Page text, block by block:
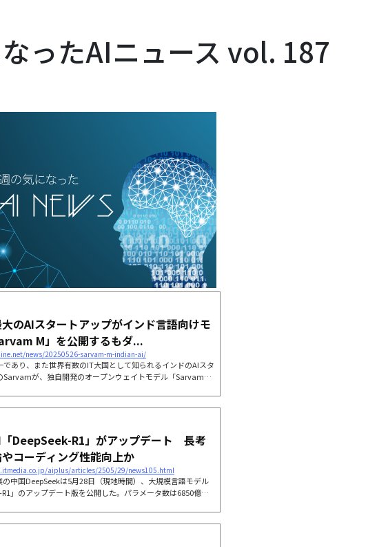
ったAIニュース vol. 187
のAIスタートアップがインド言語向けモ
M」を公開するもダ...
news/20250526-sarvam-m-indian-ai/
であり、また世界有数のIT大国として知られるインドのAIスタ
Sarvamが、独自開発のオープンウェイトモデル「Sarvam
なかったことから、インド産AIの取り組みである「IndiaAI」
が巻き起こりました。
「DeepSeek-R1」がアップデート 長考
コーディング性能向上か
aiplus/articles/2505/29/news105.html
中国DeepSeekは5月28日（現地時間）、大規模言語モデル
R1」のアップデート版を公開した。パラメータ数は6850億
）で、公式から性能に関するアナウンスはないが、X上では
っている」などの声が出ている。